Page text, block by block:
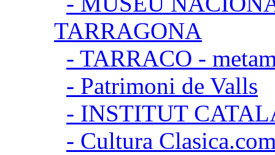
TARRAGONA
- TARRACO -
- Patrimoni de Valls
- INSTITUT
- Cultura